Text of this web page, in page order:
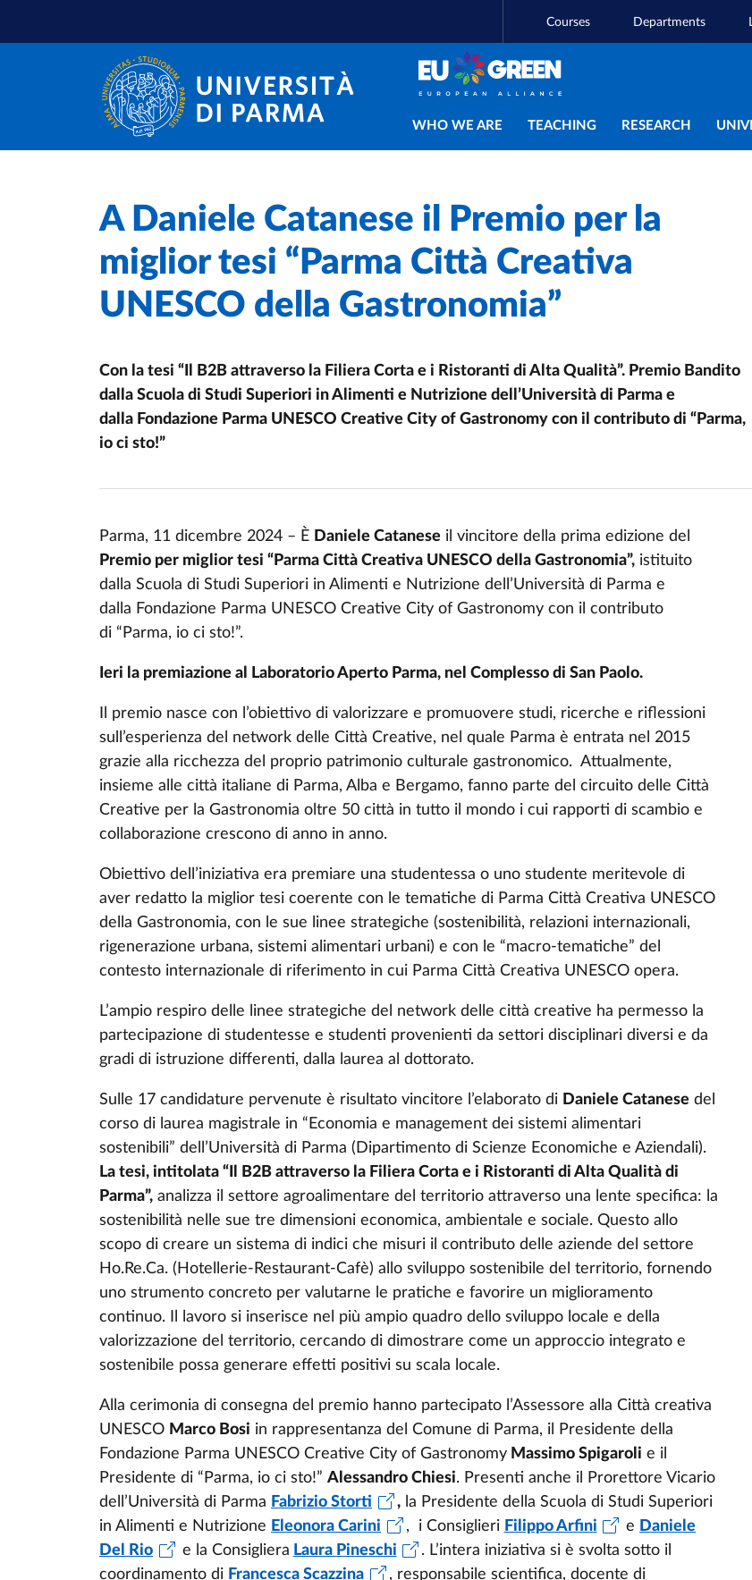
Courses Departments
Main navigation
WHO WE ARE TEACHING RESEARCH
Home /
A Daniele Catanese il Premio per la
miglior tesi “Parma Città Creativa
UNESCO della Gastronomia”
Con la tesi “Il B2B attraverso la Filiera Corta e i Ristoranti di Alta Qualità”. Premio Bandito
dalla Scuola di Studi Superiori in Alimenti e Nutrizione dell’Università di Parma e
dalla Fondazione Parma UNESCO Creative City of Gastronomy con il contributo di “Parma,
io ci sto!”
Parma, 11 dicembre 2024 – È Daniele Catanese il vincitore della prima edizione del
Premio per miglior tesi “Parma Città Creativa UNESCO della Gastronomia”, istituito
dalla Scuola di Studi Superiori in Alimenti e Nutrizione dell’Università di Parma e
dalla Fondazione Parma UNESCO Creative City of Gastronomy con il contributo
di “Parma, io ci sto!”.
Ieri la premiazione al Laboratorio Aperto Parma, nel Complesso di San Paolo.
Il premio nasce con l’obiettivo di valorizzare e promuovere studi, ricerche e riflessioni
sull’esperienza del network delle Città Creative, nel quale Parma è entrata nel 2015
grazie alla ricchezza del proprio patrimonio culturale gastronomico. Attualmente,
insieme alle città italiane di Parma, Alba e Bergamo, fanno parte del circuito delle Città
Creative per la Gastronomia oltre 50 città in tutto il mondo i cui rapporti di scambio e
collaborazione crescono di anno in anno.
Obiettivo dell’iniziativa era premiare una studentessa o uno studente meritevole di
aver redatto la miglior tesi coerente con le tematiche di Parma Città Creativa UNESCO
della Gastronomia, con le sue linee strategiche (sostenibilità, relazioni internazionali,
rigenerazione urbana, sistemi alimentari urbani) e con le “macro-tematiche” del
contesto internazionale di riferimento in cui Parma Città Creativa UNESCO opera.
L’ampio respiro delle linee strategiche del network delle città creative ha permesso la
partecipazione di studentesse e studenti provenienti da settori disciplinari diversi e da
gradi di istruzione differenti, dalla laurea al dottorato.
Sulle 17 candidature pervenute è risultato vincitore l’elaborato di Daniele Catanese del
corso di laurea magistrale in “Economia e management dei sistemi alimentari
sostenibili” dell’Università di Parma (Dipartimento di Scienze Economiche e Aziendali).
La tesi, intitolata “Il B2B attraverso la Filiera Corta e i Ristoranti di Alta Qualità di
Parma”, analizza il settore agroalimentare del territorio attraverso una lente specifica: la
sostenibilità nelle sue tre dimensioni economica, ambientale e sociale. Questo allo
scopo di creare un sistema di indici che misuri il contributo delle aziende del settore
Ho.Re.Ca. (Hotellerie-Restaurant-Cafè) allo sviluppo sostenibile del territorio, fornendo
uno strumento concreto per valutarne le pratiche e favorire un miglioramento
continuo. Il lavoro si inserisce nel più ampio quadro dello sviluppo locale e della
valorizzazione del territorio, cercando di dimostrare come un approccio integrato e
sostenibile possa generare effetti positivi su scala locale.
Alla cerimonia di consegna del premio hanno partecipato l’Assessore alla Città creativa
UNESCO Marco Bosi in rappresentanza del Comune di Parma, il Presidente della
Fondazione Parma UNESCO Creative City of Gastronomy Massimo Spigaroli e il
Presidente di “Parma, io ci sto!” Alessandro Chiesi. Presenti anche il Prorettore Vicario
dell’Università di Parma Fabrizio Storti ,la Presidente della Scuola di Studi Superiori
in Alimenti e Nutrizione Eleonora Carini , i Consiglieri Filippo Arfini e Daniele
Del Rio
e la Consigliera Laura Pineschi
. L’intera iniziativa si è svolta sotto il
coordinamento di Francesca Scazzina
, responsabile scientifica, docente di